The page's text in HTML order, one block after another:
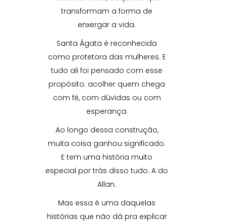
transformam a forma de
enxergar a vida.
Santa Ágata é reconhecida
como protetora das mulheres. E
tudo ali foi pensado com esse
propósito: acolher quem chega
com fé, com dúvidas ou com
esperança.
Ao longo dessa construção,
muita coisa ganhou significado.
E tem uma história muito
especial por trás disso tudo. A do
Allan.
Mas essa é uma daquelas
histórias que não dá pra explicar